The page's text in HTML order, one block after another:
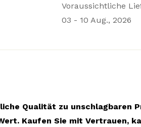
Voraussichtliche
03 - 10 Aug., 2026
Qualität zu unschlagbaren
Kaufen Sie mit Vertrauen,